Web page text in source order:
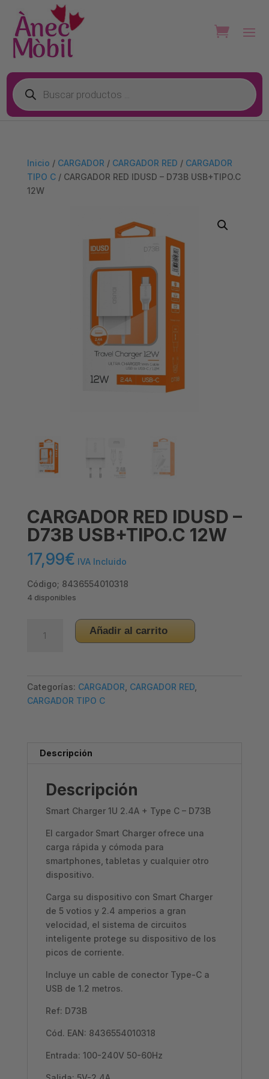
Búsqueda
de
productos
Inicio / CARGADOR / CARGADOR RED / CARGADOR
TIPO C/ CARGADOR RED IDUSD – D73B USB+TIPO.C
12W
CARGADOR RED IDUSD –
D73B USB+TIPO.C 12W
17,99€ IVA Incluido
Código; 8436554010318
4 disponibles
USB+TIPO.C
Añadir al carrito
Categorías: CARGADOR CARGADOR RED,
CARGADOR TIPO C
Descripción
Descripción
Smart Charger 1U 2.4A + Type C – D73B
El cargador Smart Charger ofrece una
carga rápida y cómoda para
smartphones, tabletas y cualquier otro
dispositivo.
Carga su dispositivo con Smart Charger
de 5 votios y 2.4 amperios a gran
velocidad, el sistema de circuitos
inteligente protege su dispositivo de los
picos de corriente.
Incluye un cable de conector Type-C a
USB de 1.2 metros.
Ref: D73B
Cód. EAN: 8436554010318
Entrada: 100-240V 50-60Hz